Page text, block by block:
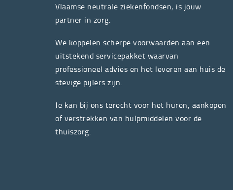
Vlaamse neutrale ziekenfondsen, is jouw
partner in zorg.
We koppelen scherpe voorwaarden aan een
uitstekend servicepakket waarvan
professioneel advies en het leveren aan huis de
stevige pijlers zijn.
Je kan bij ons terecht voor het huren, aankopen
of verstrekken van hulpmiddelen voor de
thuiszorg.